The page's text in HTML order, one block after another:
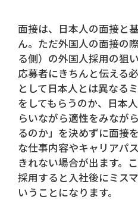
面接は、日本人の面接と
ん。ただ外国人の面接の
る側）の外国人採用の狙
応募者にきちんと伝える
として日本人とは異なる
をしてもらうのか、日本
らいながら適性をみなが
るのか」を決めずに面接
な仕事内容やキャリアパ
きれない場合が出ます。
採用すると入社後にミス
いうことになります。